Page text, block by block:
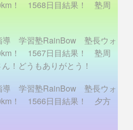
！ 1568日目結果！ 塾周
学習塾RainBow 塾長ウォ
！ 1567日目結果！ 塾周
！どうもありがとう！
学習塾RainBow 塾長ウォ
！ 1566日目結果！ 夕方